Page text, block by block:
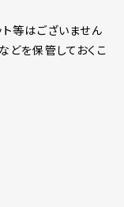
等はございません
どを保管しておくこ